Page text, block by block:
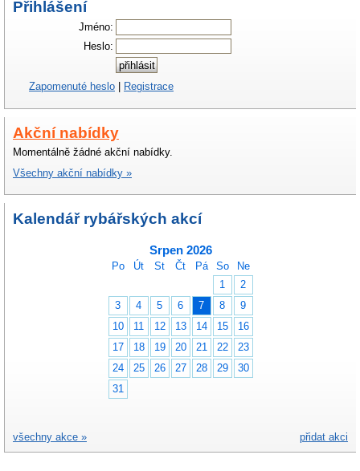
Přihlášení
Jméno:
Heslo:
Zapomenuté heslo Registrace
Akční nabídky
Momentálně žádné akční nabídky.
Všechny akční nabídky »
Kalendář rybářských akcí
Srpen 2026
Po Út St Čt Pá So
Ne
1
2
3
4 5 6 7 8
9
10
11 12 13 14 15
16
17
18 19 20 21 22
23
24
25 26 27 28 29
30
31
přidat akci
všechny akce »